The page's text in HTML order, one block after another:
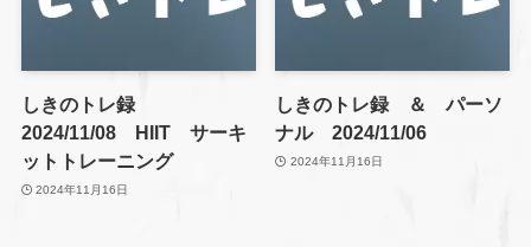
しきのトレ録
2024/11/08 HIIT サーキ
ットトレーニング
2024年11月16日
しきのトレ録 ＆ パーソ
ナル 2024/11/06
2024年11月16日